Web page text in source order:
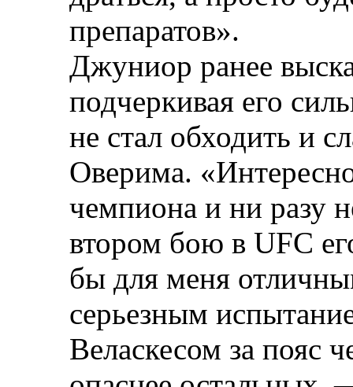
препаратов».
Джуниор ранее
подчеркивая его
не стал обходить и
Оверима.
чемпиона и ни разу
втором бою в UFC
бы для меня
серьезным
Веласкесом за пояс